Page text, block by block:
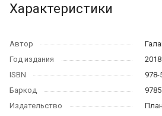
Характеристики
Автор
Год издания
2018
ISBN
978-
Баркод
Издательство